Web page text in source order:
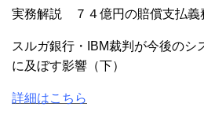
実務解説 ７４億円の賠償支払義
スルガ銀行・IBM裁判が今後のシ
に及ぼす影響（下）
詳細はこちら